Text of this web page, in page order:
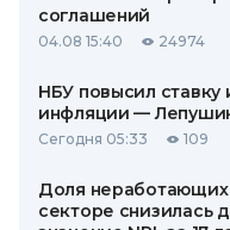
соглашений
04.08 15:40 24974
НБУ повысил ставку
инфляции —
Сегодня 05:33 109
Доля неработающих
секторе снизилась